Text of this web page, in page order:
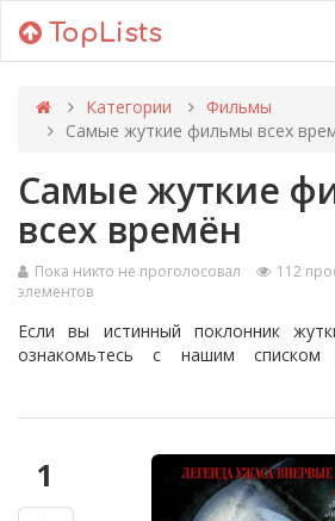
TopLists
Категории
Фильмы
Самые жуткие фильмы всех
Самые жуткие
всех времён
Пока никто не проголосовал 112
элементов
Если вы истинный поклонник
ознакомьтесь с нашим
переходят все границы
неизгладимое впечатление
спецэффектами и незабываемыми
отличным выбором для любителей
настоящему страшного просмотра.
1